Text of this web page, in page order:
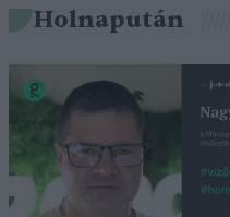
Holnapután